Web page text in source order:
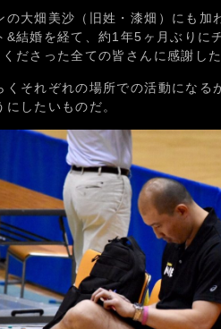
の大畑美沙（旧姓・漆畑）にも加
&結婚を経て、約1年5ヶ月ぶりに
ださった全ての皆さんに感謝し
くそれぞれの場所での活動になる
したいものだ。